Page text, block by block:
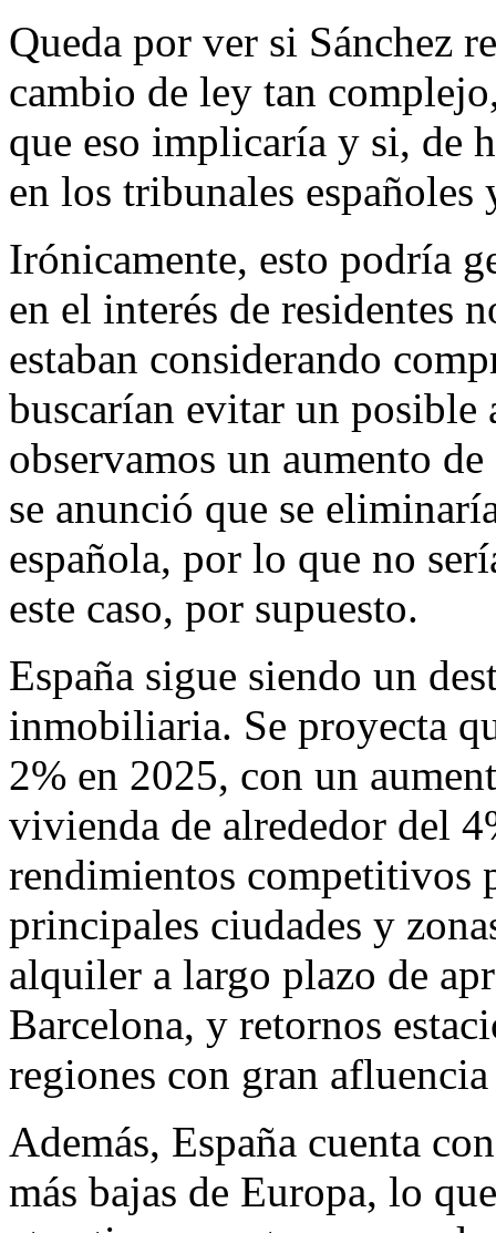
Queda por ver si Sánchez
cambio de ley tan
que eso implicaría y si, de
en los tribunales españoles
Irónicamente, esto podría
en el interés de residentes
estaban considerando
buscarían evitar un posible
observamos un aumento
se anunció que se
española, por lo que no
este caso, por supuesto.
España sigue siendo un
inmobiliaria. Se proyecta
2% en 2025, con un
vivienda de alrededor del
rendimientos competitivos
principales ciudades y
alquiler a largo plazo de
Barcelona, y retornos
regiones con gran
Además, España cuenta
más bajas de Europa, lo